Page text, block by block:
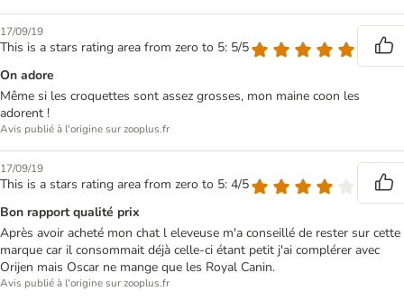
17/09/19
This is a stars rating area from zero to 5: 5/5
On adore
Même si les croquettes sont assez grosses, mon maine coon les
adorent !
Avis publié à l'origine sur zooplus.fr
17/09/19
This is a stars rating area from zero to 5: 4/5
Bon rapport qualité prix
Après avoir acheté mon chat l eleveuse m'a conseillé de rester sur cette
marque car il consommait déjà celle-ci étant petit j'ai complérer avec
Orijen mais Oscar ne mange que les Royal Canin.
Avis publié à l'origine sur zooplus.fr